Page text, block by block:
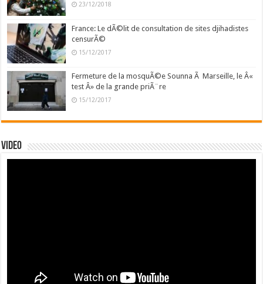
23/12/2018
France: Le dÃ©lit de consultation de sites djihadistes
censurÃ©
15/12/2017
Fermeture de la mosquÃ©e Sounna Ã Marseille, le Â«
test Â» de la grande priÃ¨re
15/12/2017
Video